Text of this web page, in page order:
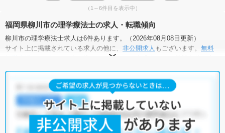
（1～6件目を表示中）
福岡県柳川市の理学療法士の求人・転職傾向
柳川市の理学療法士求人は6件あります。（2026年08月08日更新）
サイト上に掲載されている求人の他に、 非公開求人 もございます。 無料
にお申し込みいただくと、全求人からご希望条件に合
柳川市の理学療法士求人では以下のような条件が人気です。
土日祝休・積極採用中・ 残業少なめ 正社員(正職員)
・クリニック・介護福祉施設・訪問リハビリ(在宅医療)
他の条件でも人気の求人がございますので、「こだわり条件」から検索